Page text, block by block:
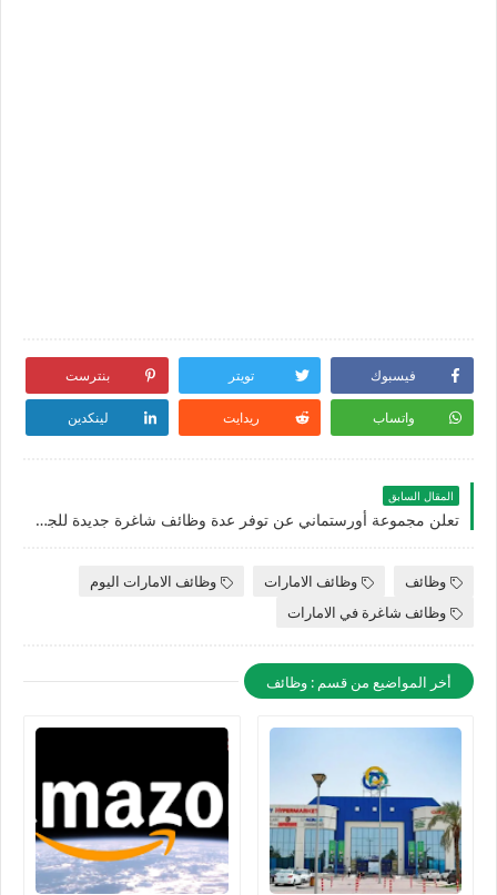
فيسبوك تويتر بنترست
واتساب ريدايت لينكدين
المقال السابق
تعلن مجموعة أورستماني عن توفر عدة وظائف شاغرة جديدة للجنسيين برواتب تصل الي 30,000 درهم اماراتي
وظائف وظائف الامارات
وظائف الامارات اليوم
وظائف شاغرة في الامارات
أخر المواضيع من قسم : وظائف